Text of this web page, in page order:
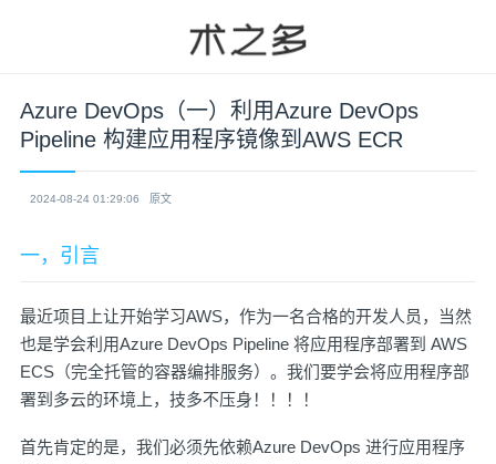
Azure DevOps（一）利用Azure DevOps
Pipeline 构建应用程序镜像到AWS ECR
2024-08-24 01:29:06 原文
一，引言
最近项目上让开始学习AWS，作为一名合格的开发人员，当然
也是学会利用Azure DevOps Pipeline 将应用程序部署到 AWS
ECS（完全托管的容器编排服务）。我们要学会将应用程序部
署到多云的环境上，技多不压身！！！！
首先肯定的是，我们必须先依赖Azure DevOps 进行应用程序